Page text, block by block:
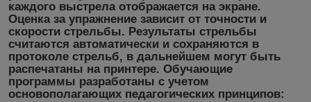
каждого выстрела отображается на экране.
Оценка за упражнение зависит от точности и
скорости стрельбы. Результаты стрельбы
считаются автоматически и сохраняются в
протоколе стрельб, в дальнейшем могут быть
распечатаны на принтере. Обучающие
программы разработаны с учетом
основополагающих педагогических принципов: